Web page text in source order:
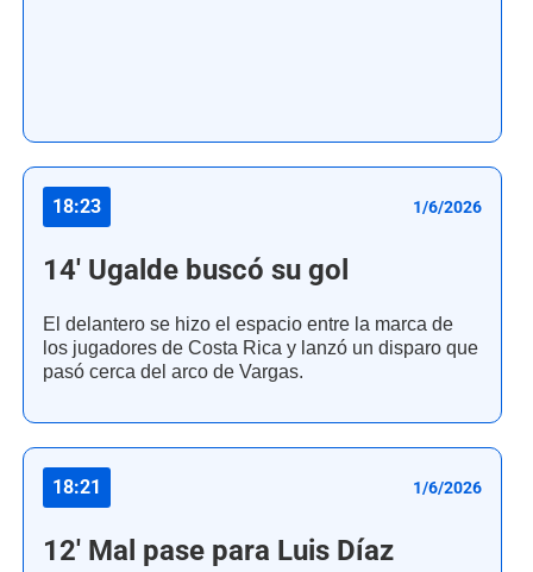
18:23 1/6/2026
14' Ugalde buscó su gol
El delantero se hizo el espacio entre la marca de
los jugadores de Costa Rica y lanzó un disparo que
pasó cerca del arco de Vargas.
18:21 1/6/2026
12' Mal pase para Luis Díaz